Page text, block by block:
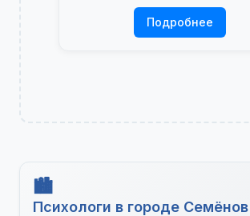
психоаналитической теории.
Подробнее
Психологи в городе Семёнов